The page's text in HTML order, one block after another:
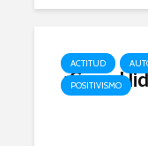
ACTITUD
POSITIVISMO
¿Con el